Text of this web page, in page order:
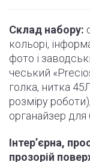
Склад набору:
кольорі,
фото і
чеський
голка, нитка
розміру роботи)
органайзер для
Інтер’єрна,
прозорій